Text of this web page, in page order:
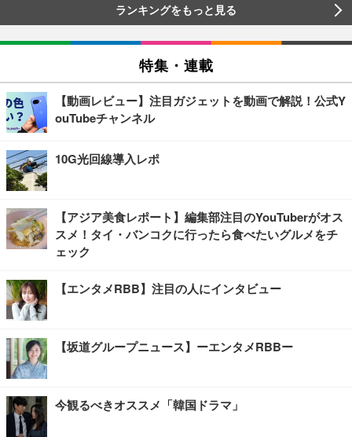
ランキングをもっと見る
特集・連載
【動画レビュー】注目ガジェットを動画で解説！公式Y
ouTubeチャンネル
10G光回線導入レポ
【アジア美食レポート】編集部注目のYouTuberがオス
スメ！タイ・バンコクに行ったら食べたいグルメをチ
ェック
【エンタメRBB】注目の人にインタビュー
【坂道グループニュース】ーエンタメRBBー
今観るべきオススメ「韓国ドラマ」